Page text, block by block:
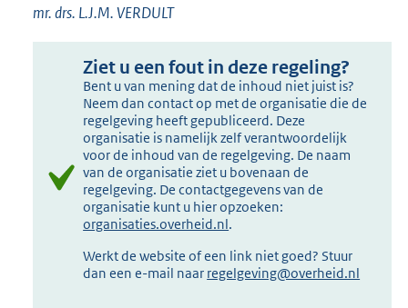
mr. drs. L.J.M. VERDULT
Ziet u een fout in deze regeling?
Bent u van mening dat de inhoud niet juist is?
Neem dan contact op met de organisatie die de
regelgeving heeft gepubliceerd. Deze
organisatie is namelijk zelf verantwoordelijk
voor de inhoud van de regelgeving. De naam
van de organisatie ziet u bovenaan de
regelgeving. De contactgegevens van de
organisatie kunt u hier opzoeken:
organisaties.overheid.nl.
Werkt de website of een link niet goed? Stuur
dan een e-mail naar regelgeving@overheid.nl